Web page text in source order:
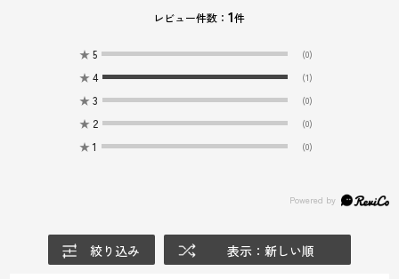
レビュー件数：1件
★ 5 (0)
★ 4 (1)
★ 3 (0)
★ 2 (0)
★ 1 (0)
絞り込み 表示：新しい順